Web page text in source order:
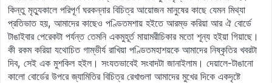
কিন্তু মৃত্যুকালে পরিপূর্ণ ঘরকন্নার বিচিত্র আয়োজন মানুষের কাছে যেমন মিথ্যা
প্রতিভাত হয়, আমাদের কাছেও পণ্ডিতমশায় হইতে আরম্ভ করিয়া আর ঐ বোর্ডে
টাঙাইবার পেরেকটা পর্যন্ত তেমনি একমুহূর্ত মায়ামরীচিকার মতো শূন্য হইয়া গিয়াছে।
কী রকম করিয়া যথোচিত গাম্ভীর্য রাখিয়া পণ্ডিতমহাশয়কে আমাদের নিষ্কৃতির খবরটা
দিব, সেই এক মুশকিল হইল। সংযতভাবেই সংবাদটা জানাইলাম। দেয়ালে-টাঙানো
কালো বোর্ডের উপরে জ্যামিতির বিচিত্র রেখাগুলা আমাদের মুখের দিকে একদৃষ্টে